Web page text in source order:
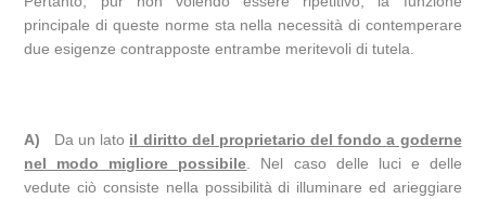
principale di queste norme sta nella necessità di contemperare
due esigenze contrapposte entrambe meritevoli di tutela.
A) Da un lato il diritto del proprietario del fondo a goderne
nel modo migliore possibile. Nel caso delle luci e delle
vedute ciò consiste nella possibilità di illuminare ed arieggiare